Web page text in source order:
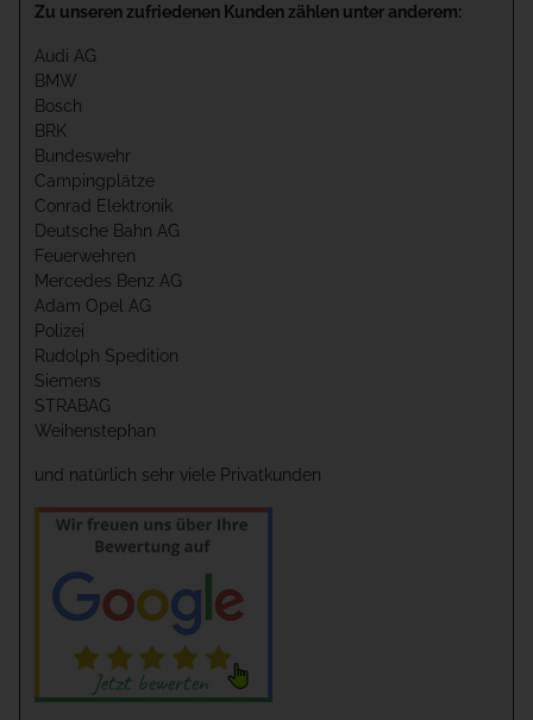
Zu unseren zufriedenen Kunden zählen unter anderem:
Audi AG
BMW
Bosch
BRK
Bundeswehr
Campingplätze
Conrad Elektronik
Deutsche Bahn AG
Feuerwehren
Mercedes Benz AG
Adam Opel AG
Polizei
Rudolph Spedition
Siemens
STRABAG
Weihenstephan
und natürlich sehr viele Privatkunden